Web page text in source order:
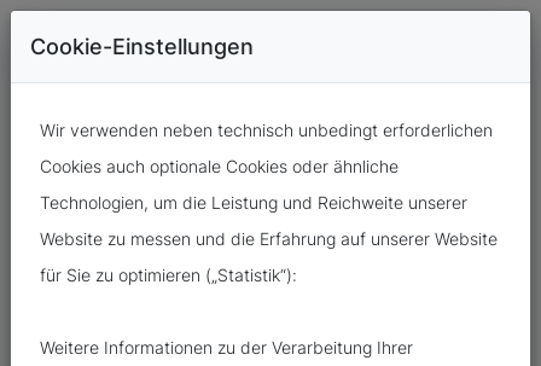
Cookie-Einstellungen
Wir verwenden neben technisch unbedingt erforderlichen
Cookies auch optionale Cookies oder ähnliche
Technologien, um die Leistung und Reichweite unserer
Website zu messen und die Erfahrung auf unserer Website
für Sie zu optimieren („Statistik“):
Weitere Informationen zu der Verarbeitung Ihrer